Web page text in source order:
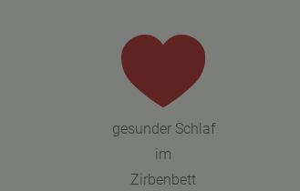
gesunder Schlaf
im
Zirbenbett